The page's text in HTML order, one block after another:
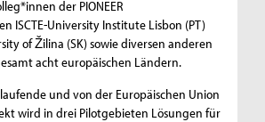
der PIONEER
ISCTE-University Institute Lisbon (PT)
of Žilina (SK) sowie diversen anderen
acht europäischen Ländern.
und von der Europäischen Union
wird in drei Pilotgebieten Lösungen für